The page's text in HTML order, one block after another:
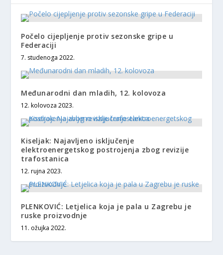
Počelo cijepljenje protiv sezonske gripe u
Federaciji
7. studenoga 2022.
Međunarodni dan mladih, 12. kolovoza
12. kolovoza 2023.
Kiseljak: Najavljeno isključenje
elektroenergetskog postrojenja zbog revizije
trafostanica
12. rujna 2023.
PLENKOVIĆ: Letjelica koja je pala u Zagrebu je
ruske proizvodnje
11. ožujka 2022.